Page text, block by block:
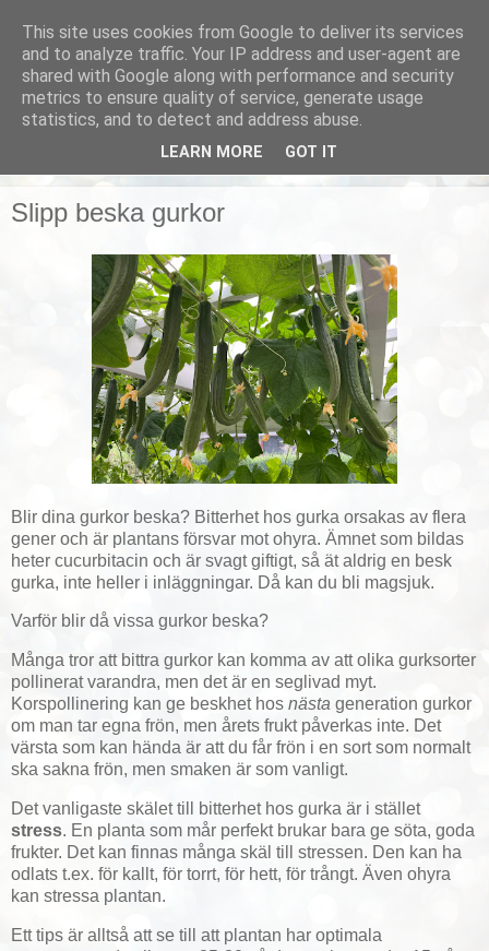
Smarta vardagstips
Husmorstips, tricks och knep, smarta lösningar!
Slipp beska gurkor
Blir dina gurkor beska? Bitterhet hos gurka orsakas av flera
gener och är plantans försvar mot ohyra. Ämnet som bildas
heter cucurbitacin och är svagt giftigt, så ät aldrig en besk
gurka, inte heller i inläggningar. Då kan du bli magsjuk.
Varför blir då vissa gurkor beska?
Många tror att bittra gurkor kan komma av att olika gurksorter
pollinerat varandra, men det är en seglivad myt.
Korspollinering kan ge beskhet hos nästa generation gurkor
om man tar egna frön, men årets frukt påverkas inte. Det
värsta som kan hända är att du får frön i en sort som normalt
ska sakna frön, men smaken är som vanligt.
Det vanligaste skälet till bitterhet hos gurka är i stället
stress. En planta som mår perfekt brukar bara ge söta, goda
frukter. Det kan finnas många skäl till stressen. Den kan ha
odlats t.ex. för kallt, för torrt, för hett, för trångt. Även ohyra
kan stressa plantan.
Ett tips är alltså att se till att plantan har optimala
This site uses cookies from Google to deliver its services
and to analyze traffic. Your IP address and user-agent are
shared with Google along with performance and security
metrics to ensure quality of service, generate usage
statistics, and to detect and address abuse.
LEARN MORE GOT IT